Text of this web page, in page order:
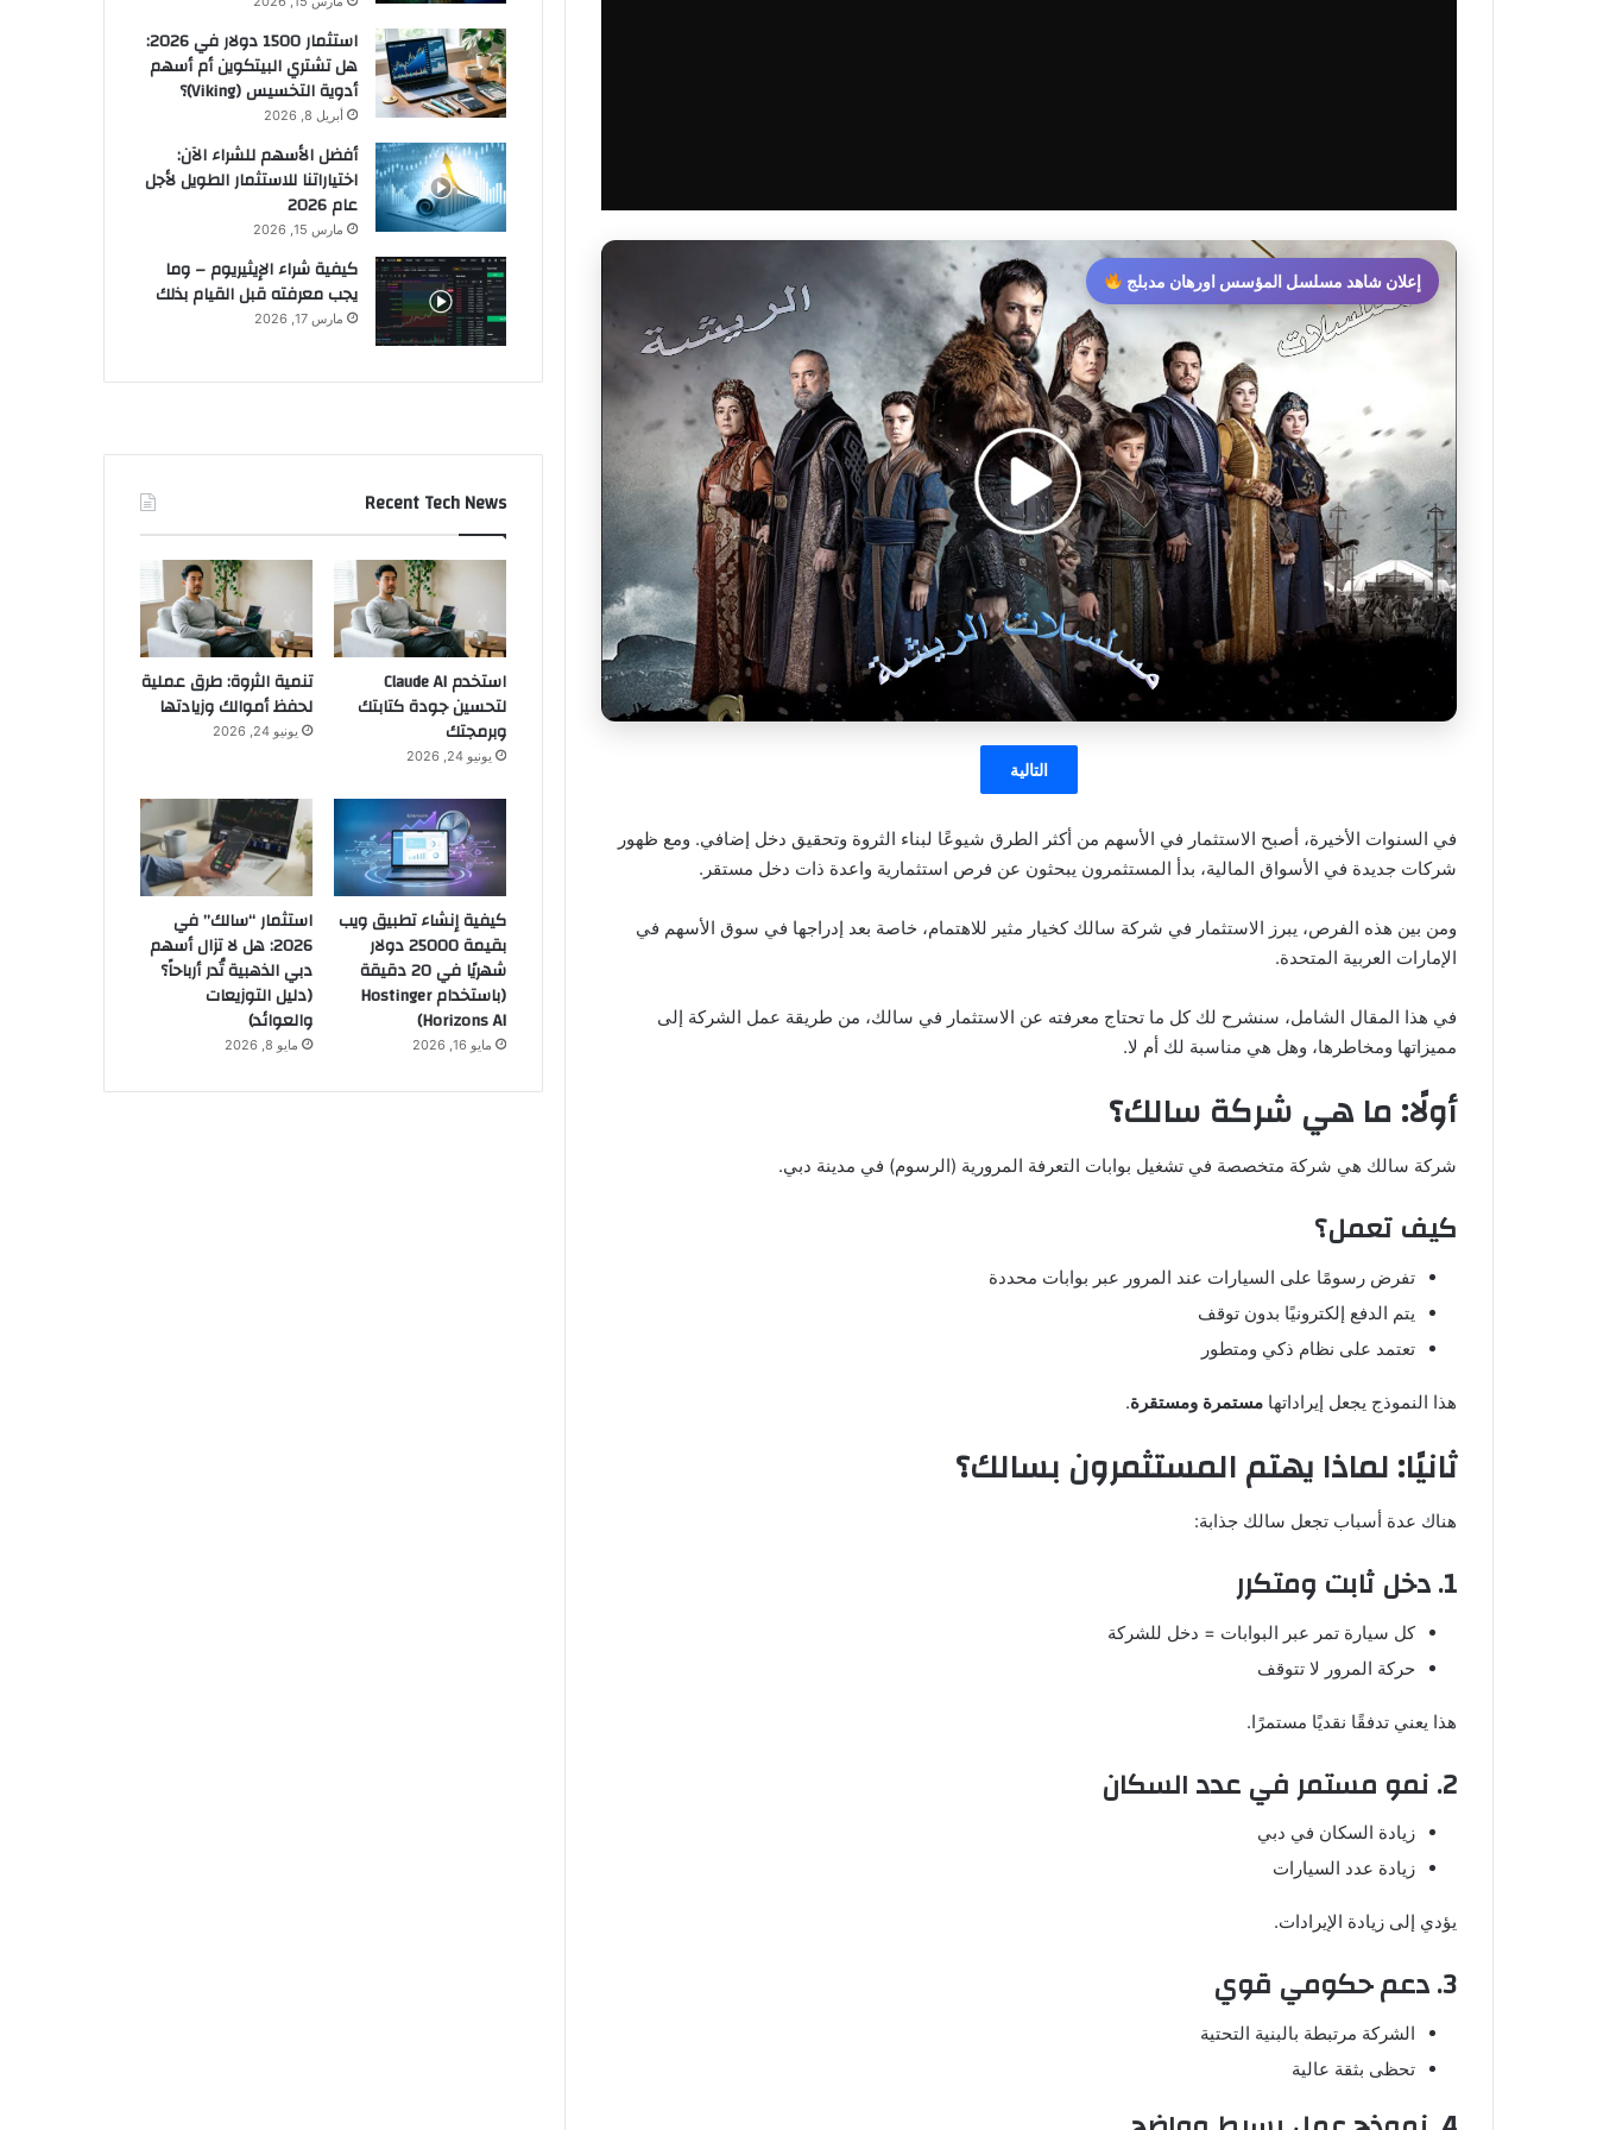
إعلان شاهد مسلسل المؤسس اورهان مدبلج
التالية
في السنوات الأخيرة، أصبح الاستثمار في الأسهم من أكثر الطرق شيوعًا لبناء الثروة وتحقيق دخل إضافي. ومع ظهور
شركات جديدة في الأسواق المالية، بدأ المستثمرون يبحثون عن فرص استثمارية واعدة ذات دخل مستقر.
ومن بين هذه الفرص، يبرز الاستثمار في شركة سالك كخيار مثير للاهتمام، خاصة بعد إدراجها في سوق الأسهم في
الإمارات العربية المتحدة.
في هذا المقال الشامل، سنشرح لك كل ما تحتاج معرفته عن الاستثمار في سالك، من طريقة عمل الشركة إلى
مميزاتها ومخاطرها، وهل هي مناسبة لك أم لا.
أولًا: ما هي شركة سالك؟
شركة سالك هي شركة متخصصة في تشغيل بوابات التعرفة المرورية (الرسوم) في مدينة دبي.
كيف تعمل؟
تفرض رسومًا على السيارات عند المرور عبر بوابات محددة
يتم الدفع إلكترونيًا بدون توقف
تعتمد على نظام ذكي ومتطور
هذا النموذج يجعل إيراداتها مستمرة ومستقرة.
ثانيًا: لماذا يهتم المستثمرون بسالك؟
هناك عدة أسباب تجعل سالك جذابة:
1. دخل ثابت ومتكرر
كل سيارة تمر عبر البوابات = دخل للشركة
حركة المرور لا تتوقف
هذا يعني تدفقًا نقديًا مستمرًا.
2. نمو مستمر في عدد السكان
زيادة السكان في دبي
زيادة عدد السيارات
يؤدي إلى زيادة الإيرادات.
3. دعم حكومي قوي
الشركة مرتبطة بالبنية التحتية
تحظى بثقة عالية
استثمار 1500 دولار في 2026:
هل تشتري البيتكوين أم أسهم
أدوية التخسيس (Viking)؟
أبريل 8, 2026
أفضل الأسهم للشراء الآن:
اختياراتنا للاستثمار الطويل لأجل
عام 2026
مارس 15, 2026
كيفية شراء الإيثيريوم – وما
يجب معرفته قبل القيام بذلك
مارس 17, 2026
Recent Tech News
استخدم Claude AI
لتحسين جودة كتابتك
وبرمجتك
يونيو 24, 2026
تنمية الثروة: طرق عملية
لحفظ أموالك وزيادتها
يونيو 24, 2026
كيفية إنشاء تطبيق ويب
بقيمة 25000 دولار
شهريًا في 20 دقيقة
(باستخدام Hostinger
Horizons AI)
مايو 16, 2026
استثمار “سالك” في
2026: هل لا تزال أسهم
دبي الذهبية تُدر أرباحاً؟
(دليل التوزيعات
والعوائد)
مايو 8, 2026